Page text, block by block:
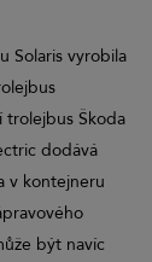
Solaris vyrobila
Škoda
dodává
v kontejneru
být navíc